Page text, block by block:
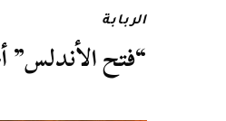
الربابة
“فتح